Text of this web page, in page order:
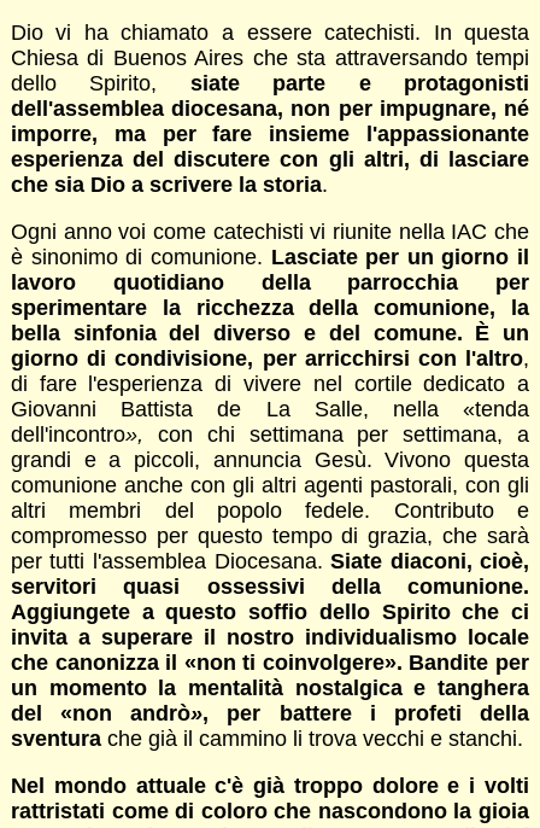
Dio vi ha chiamato a essere catechisti. In questa
Chiesa di Buenos Aires che sta attraversando tempi
dello Spirito, siate parte e protagonisti
dell'assemblea diocesana, non per impugnare, né
imporre, ma per fare insieme l'appassionante
esperienza del discutere con gli altri, di lasciare
che sia Dio a scrivere la storia.
Ogni anno voi come catechisti vi riunite nella IAC che
è sinonimo di comunione. Lasciate per un giorno il
lavoro quotidiano della parrocchia per
sperimentare la ricchezza della comunione, la
bella sinfonia del diverso e del comune. È un
giorno di condivisione, per arricchirsi con l'altro,
di fare l'esperienza di vivere nel cortile dedicato a
Giovanni Battista de La Salle, nella «tenda
dell'incontro», con chi settimana per settimana, a
grandi e a piccoli, annuncia Gesù. Vivono questa
comunione anche con gli altri agenti pastorali, con gli
altri membri del popolo fedele. Contributo e
compromesso per questo tempo di grazia, che sarà
per tutti l'assemblea Diocesana.Siate diaconi, cioè,
servitori quasi ossessivi della comunione.
Aggiungete a questo soffio dello Spirito che ci
invita a superare il nostro individualismo locale
che canonizza il «non ti coinvolgere». Bandite per
un momento la mentalità nostalgica e tanghera
del «non andrò», per battere i profeti della
sventurache già il cammino li trova vecchi e stanchi.
Nel mondo attuale c'è già troppo dolore e i volti
rattristati come di coloro che nascondono la gioia